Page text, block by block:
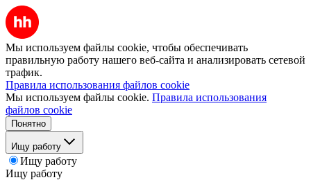
Мы используем файлы cookie, чтобы обеспечивать
правильную работу нашего веб-сайта и анализировать сетевой
трафик.
Правила использования файлов cookie
Мы используем файлы cookie. Правила использования
файлов cookie
Понятно
Ищу работу
Ищу работу
Ищу работу